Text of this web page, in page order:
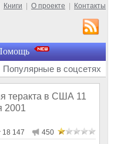
Книги О проекте Контакты
Популярные в соцсетях
теракта в США 11
2001
18 147 450